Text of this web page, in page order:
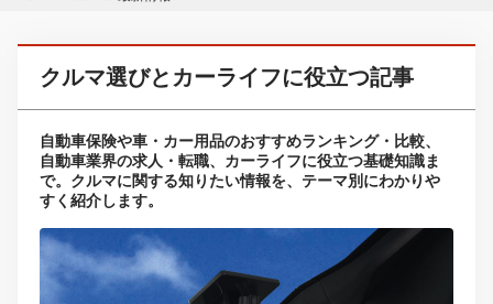
クルマ選びとカーライフに役立つ記事
自動車保険や車・カー用品のおすすめランキング・比較、
自動車業界の求人・転職、カーライフに役立つ基礎知識ま
で。クルマに関する知りたい情報を、テーマ別にわかりや
すく紹介します。